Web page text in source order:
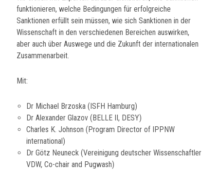
funktionieren, welche Bedingungen für erfolgreiche
Sanktionen erfüllt sein müssen, wie sich Sanktionen in der
Wissenschaft in den verschiedenen Bereichen auswirken,
aber auch über Auswege und die Zukunft der internationalen
Zusammenarbeit.
Mit:
Dr Michael Brzoska (ISFH Hamburg)
Dr Alexander Glazov (BELLE II, DESY)
Charles K. Johnson (Program Director of IPPNW
international)
Dr Götz Neuneck (Vereinigung deutscher Wissenschaftler
VDW, Co-chair and Pugwash)